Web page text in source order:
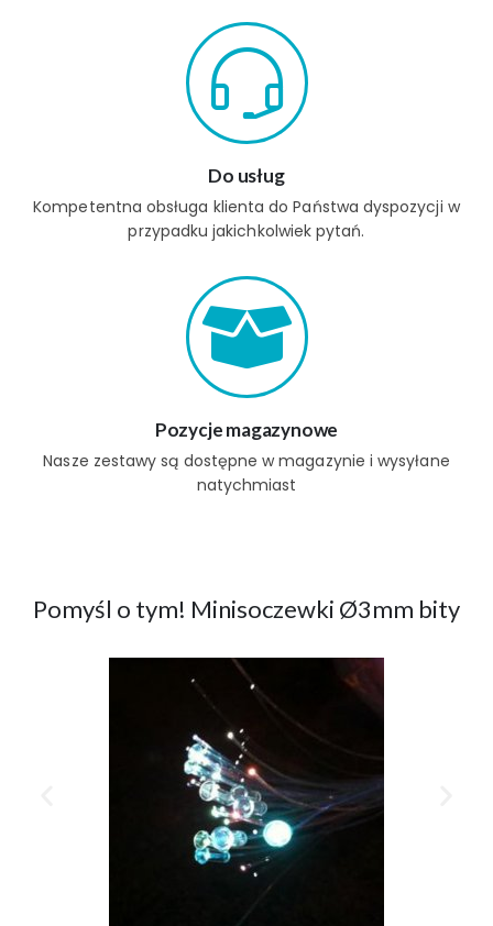
Do usług
Kompetentna obsługa klienta do Państwa dyspozycji w
przypadku jakichkolwiek pytań.
Pozycje magazynowe
Nasze zestawy są dostępne w magazynie i wysyłane
natychmiast
Pomyśl o tym! Minisoczewki Ø3mm bity